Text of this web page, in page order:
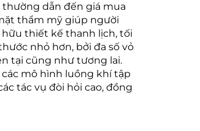
dẫn đến giá mua
thẩm mỹ giúp người
thiết kế thanh lịch, tối
nhỏ hơn, bởi đa số vỏ
tại cũng như tương lai.
mô hình luồng khí tập
tác vụ đòi hỏi cao, đồng